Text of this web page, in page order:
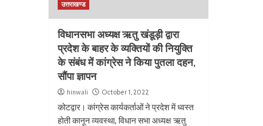
उत्तराखण्ड
विधानसभा अध्यक्ष ऋतु खंडूड़ी द्वारा
प्रदेश के बाहर के व्यक्तियों की नियुक्ति
के संबंध में कांग्रेस ने किया पुतला दहन,
सौंपा ज्ञापन
hinwali October 1, 2022
कोटद्वार। कांग्रेस कार्यकर्ताओं ने प्रदेश में ध्वस्त
होती कानून व्यवस्था, विधान सभा अध्यक्ष ऋतु